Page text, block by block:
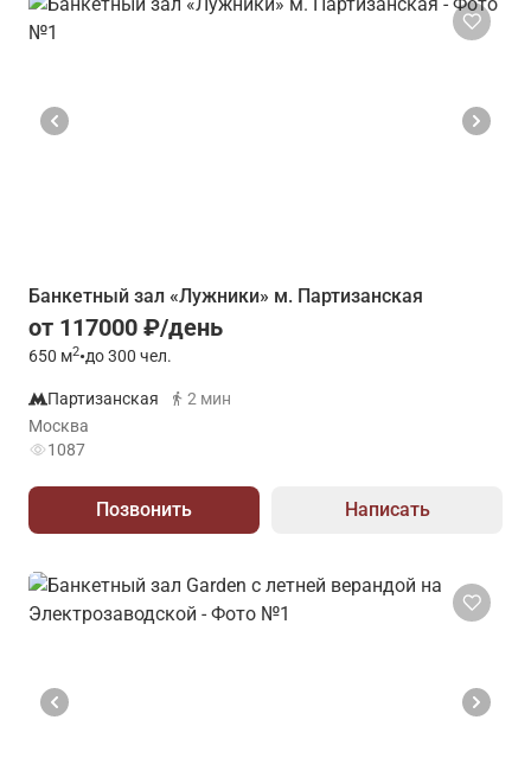
Банкетный зал «Лужники» м. Партизанская
от 117000 ₽/день
650 м2•до 300 чел.
Партизанская
2 мин
Москва
1087
Позвонить Написать